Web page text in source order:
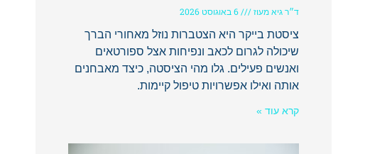
ד״ר גיא מעוז
ציסטת בייקר היא הצטברות נוזל מאחורי הברך
שיכולה לגרום לכאב ונפיחות אצל ספורטאים
ואנשים פעילים. גלו מהי הציסטה, כיצד מאבחנים
אותה ואילו אפשרויות טיפול קיימות.
קרא עוד »